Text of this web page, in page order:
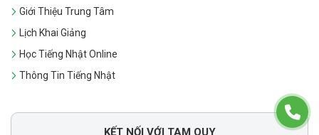
Giới Thiệu Trung Tâm
Lịch Khai Giảng
Học Tiếng Nhật Online
Thông Tin Tiếng Nhật
KẾT NỐI VỚI TAM QUY